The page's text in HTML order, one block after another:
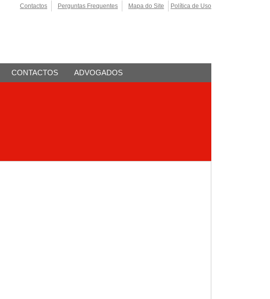
Contactos Perguntas Frequentes Mapa do Site Política de Uso
CONTACTOS ADVOGADOS